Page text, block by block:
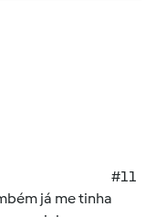
#11
já me tinha